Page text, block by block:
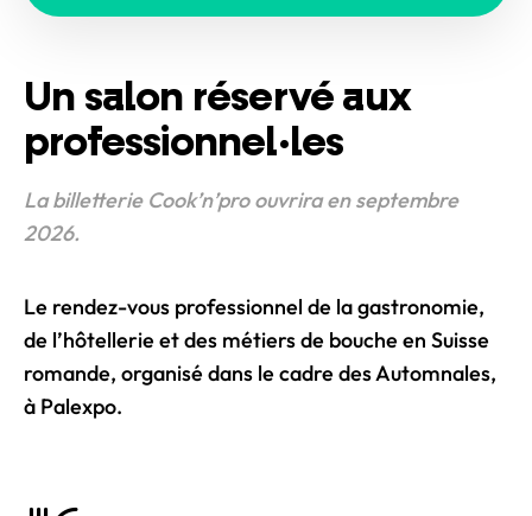
Un salon réservé aux
professionnel·les
La billetterie Cook’n’pro ouvrira en septembre
2026.
Le rendez-vous professionnel de la gastronomie,
de l’hôtellerie et des métiers de bouche en Suisse
romande, organisé dans le cadre des Automnales,
à Palexpo.